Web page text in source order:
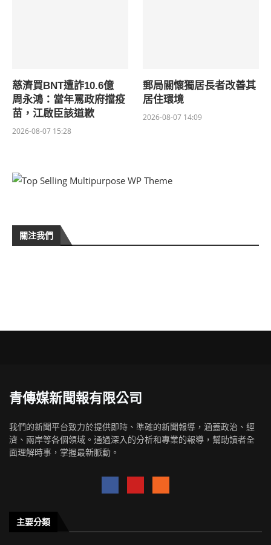
慈濟買BNT遭詐10.6億
周永鴻：當年罵政府擋疫
苗，江啟臣該道歉
2026-08-07 15:28
郵局關懷獨居長者改善其
居住環境
2026-08-07 14:09
關注我們
青傳媒新聞報有限公司
我們的新聞平台致力於提供即時、準確的新聞報導，涵蓋政治、經
濟、兩岸等各個領域。通過深入的分析和專業的報導，幫助讀者全
面理解時事，掌握最新脈動。
主要分類